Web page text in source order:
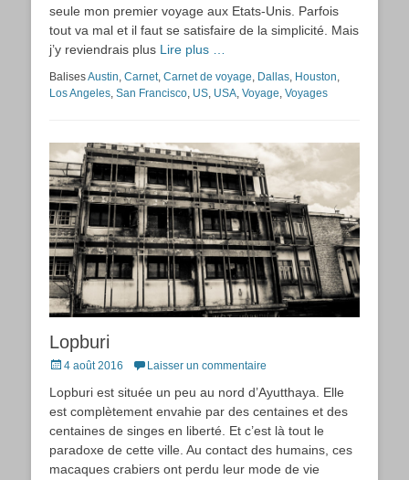
seule mon premier voyage aux Etats-Unis. Parfois
tout va mal et il faut se satisfaire de la simplicité. Mais
j’y reviendrais plus Lire plus …
BalisesAustin Carnet, Carnet de voyage Dallas Houston
Los Angeles San Francisco US USA Voyage Voyages
Lopburi
Posted
4 août 2016 Laisser un commentaire
Lopburi est située un peu au nord d’Ayutthaya. Elle
est complètement envahie par des centaines et des
centaines de singes en liberté. Et c’est là tout le
paradoxe de cette ville. Au contact des humains, ces
macaques crabiers ont perdu leur mode de vie